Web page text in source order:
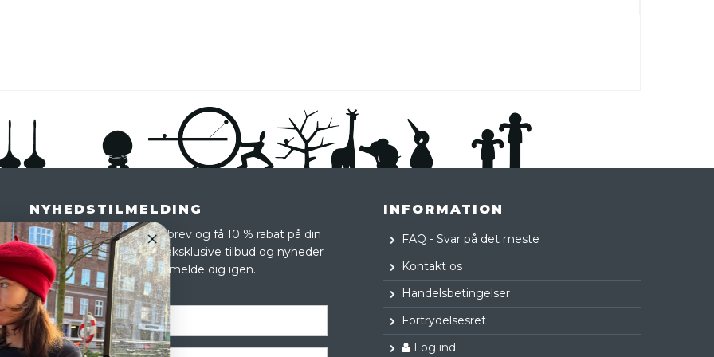
NYHEDSTILMELDING
Tilmeld dig vores nyhedsbrev og få 10 % rabat på din
første ordre og modtag eksklusive tilbud og nyheder
i shoppen. Du kan altid afmelde dig igen.
INFORMATION
FAQ - Svar på det meste
Kontakt os
Handelsbetingelser
Fortrydelsesret
Log ind